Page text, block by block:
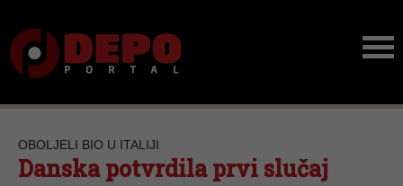
OBOLJELI BIO U ITALIJI
Danska potvrdila prvi slučaj